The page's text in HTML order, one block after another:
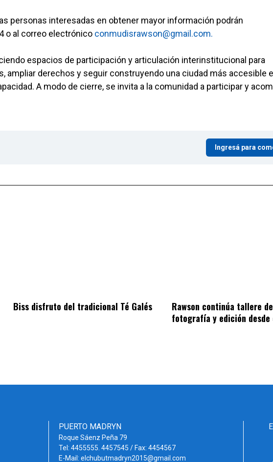
personas interesadas en obtener mayor información podrán
o al correo electrónico conmudisrawson@gmail.com.
espacios de participación y articulación interinstitucional para
ampliar derechos y seguir construyendo una ciudad más accesible e
A modo de cierre, se invita a la comunidad a participar y
Ingresá para
Biss disfruto del tradicional Té Galés
Rawson continúa tallere de
fotografía y edición
PUERTO MADRYN
Roque Sáenz Peña 79
Tel: 4455555. 4457545 / Fax: 4454567
E-Mail: elchubutmadryn2015@gmail.com